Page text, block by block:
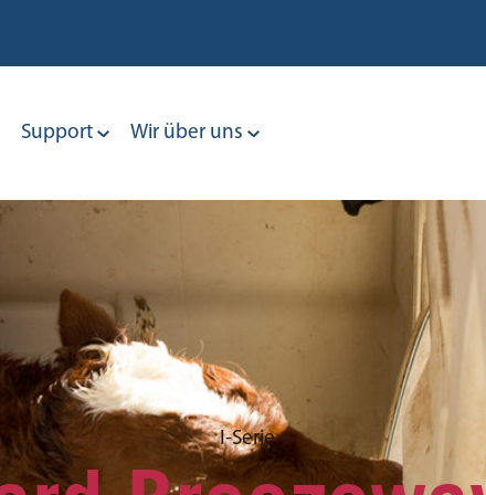
Support Wir über uns
I-Serie